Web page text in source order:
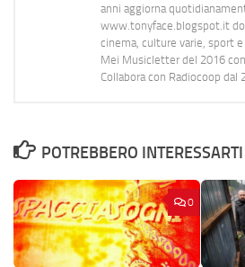
anni aggiorna
www.tonyface.blogspot.it
cinema, culture varie, sport
Mei Musicletter del 2016
Collabora con Radiocoop dal
POTREBBERO
0